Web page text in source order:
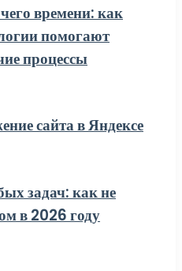
времени: как
помогают
процессы
сайта в Яндексе
задач: как не
в 2026 году